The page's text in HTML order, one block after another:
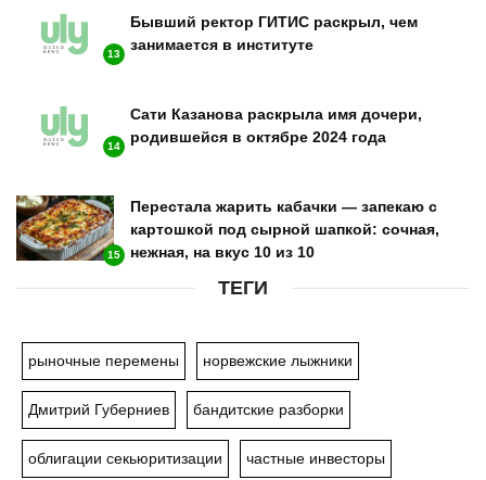
13
Бывший ректор ГИТИС раскрыл, чем
занимается в институте
14
Сати Казанова раскрыла имя дочери,
родившейся в октябре 2024 года
15
Перестала жарить кабачки — запекаю с
картошкой под сырной шапкой: сочная,
нежная, на вкус 10 из 10
ТЕГИ
рыночные перемены норвежские лыжники
Дмитрий Губерниев бандитские разборки
облигации секьюритизации частные инвесторы